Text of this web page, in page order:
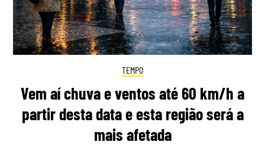
TEMPO
Vem aí chuva e ventos até 60 km/h a
partir desta data e esta região será a
mais afetada